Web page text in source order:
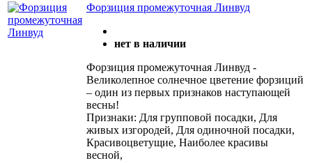
Форзиция промежуточная Линвуд
нет в наличии
Форзиция промежуточная Линвуд -
Великолепное солнечное цветение форзиций
– один из первых признаков наступающей
весны!
Признаки: Для групповой посадки, Для
живых изгородей, Для одиночной посадки,
Красивоцветущие, Наиболее красивы
весной,